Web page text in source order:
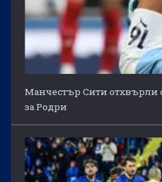
Манчестър Сити отхвърли
за Родри